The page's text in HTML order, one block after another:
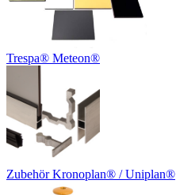
Trespa® Meteon®
Zubehör Kronoplan® / Uniplan®